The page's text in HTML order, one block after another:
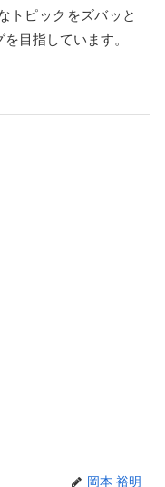
トピックをズバッと
目指しています。
岡本 裕明